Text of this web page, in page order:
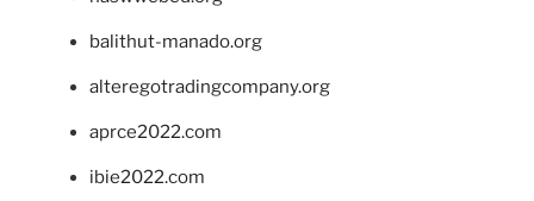
balithut-manado.org
alteregotradingcompany.org
aprce2022.com
ibie2022.com